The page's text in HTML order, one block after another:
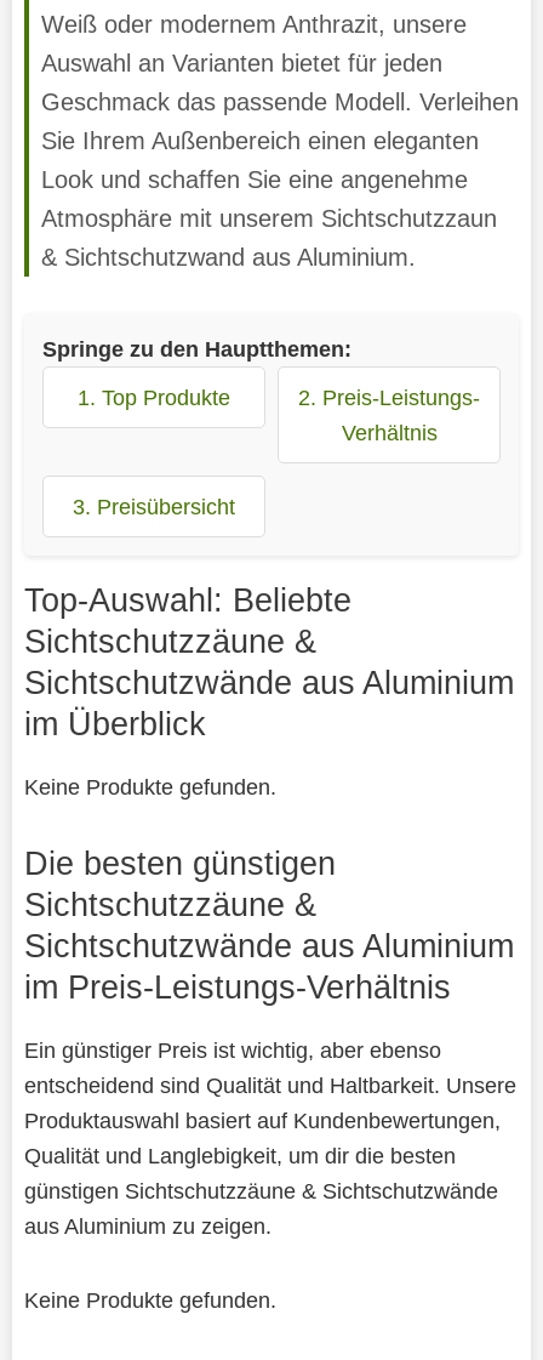
Weiß oder modernem Anthrazit, unsere
Auswahl an Varianten bietet für jeden
Geschmack das passende Modell. Verleihen
Sie Ihrem Außenbereich einen eleganten
Look und schaffen Sie eine angenehme
Atmosphäre mit unserem Sichtschutzzaun
& Sichtschutzwand aus Aluminium.
Springe zu den Hauptthemen:
1. Top Produkte
2. Preis-Leistungs-
Verhältnis
3. Preisübersicht
Top-Auswahl: Beliebte
Sichtschutzzäune &
Sichtschutzwände aus Aluminium
im Überblick
Keine Produkte gefunden.
Die besten günstigen
Sichtschutzzäune &
Sichtschutzwände aus Aluminium
im Preis-Leistungs-Verhältnis
Ein günstiger Preis ist wichtig, aber ebenso
entscheidend sind Qualität und Haltbarkeit. Unsere
Produktauswahl basiert auf Kundenbewertungen,
Qualität und Langlebigkeit, um dir die besten
günstigen Sichtschutzzäune & Sichtschutzwände
aus Aluminium zu zeigen.
Keine Produkte gefunden.